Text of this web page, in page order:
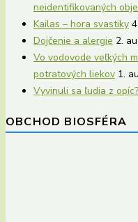
neidentifikovaných
Kailas – hora svastiky
Dojčenie a alergie 2.
Vo vodovode veľkých
potratových liekov 1.
Vyvinuli sa ľudia z opíc?
OBCHOD BIOSFÉRA